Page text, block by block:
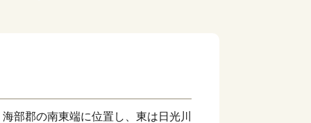
部郡の南東端に位置し、東は日光川